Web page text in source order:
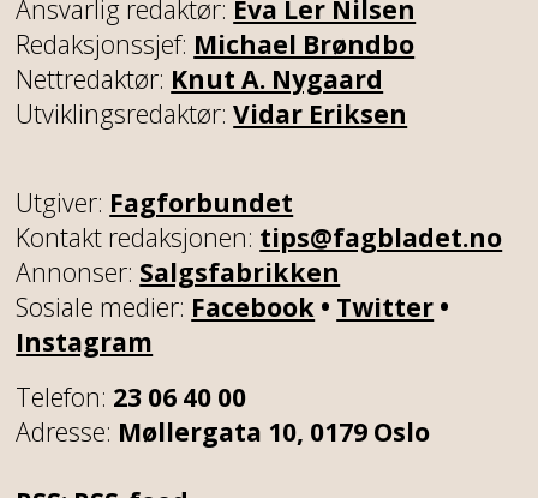
Ansvarlig redaktør: Eva Ler Nilsen
Redaksjonssjef: Michael Brøndbo
Nettredaktør: Knut A. Nygaard
Utviklingsredaktør:Vidar Eriksen
Utgiver: Fagforbundet
Kontakt redaksjonen: tips@fagbladet.no
Annonser: Salgsfabrikken
Sosiale medier: Facebook • Twitter •
Instagram
Telefon: 23 06 40 00
Adresse: Møllergata 10, 0179 Oslo